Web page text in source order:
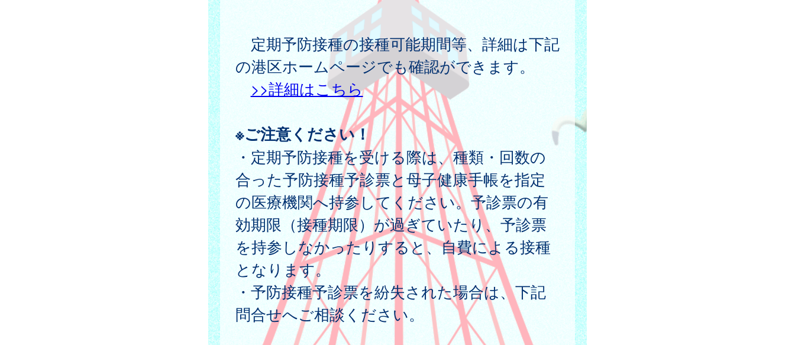
定期予防接種の接種可能期間等、詳細は下記
の港区ホームページでも確認ができます。
>>詳細はこちら
※ご注意ください！
・定期予防接種を受ける際は、種類・回数の
合った予防接種予診票と母子健康手帳を指定
の医療機関へ持参してください。予診票の有
効期限（接種期限）が過ぎていたり、予診票
を持参しなかったりすると、自費による接種
となります。
・予防接種予診票を紛失された場合は、下記
問合せへご相談ください。